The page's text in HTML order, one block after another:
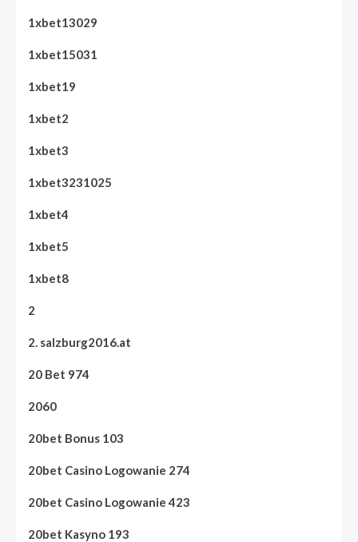
1xbet13029
1xbet15031
1xbet19
1xbet2
1xbet3
1xbet3231025
1xbet4
1xbet5
1xbet8
2
2. salzburg2016.at
20 Bet 974
2060
20bet Bonus 103
20bet Casino Logowanie 274
20bet Casino Logowanie 423
20bet Kasyno 193